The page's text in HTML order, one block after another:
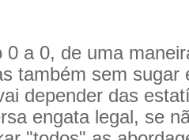
0 a 0, de uma
também sem sugar
depender das
engata legal, se